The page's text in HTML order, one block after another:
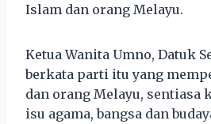
Islam dan orang Melayu.
Ketua Wanita Umno, Datuk
berkata parti itu yang
dan orang Melayu, sentiasa
isu agama, bangsa dan